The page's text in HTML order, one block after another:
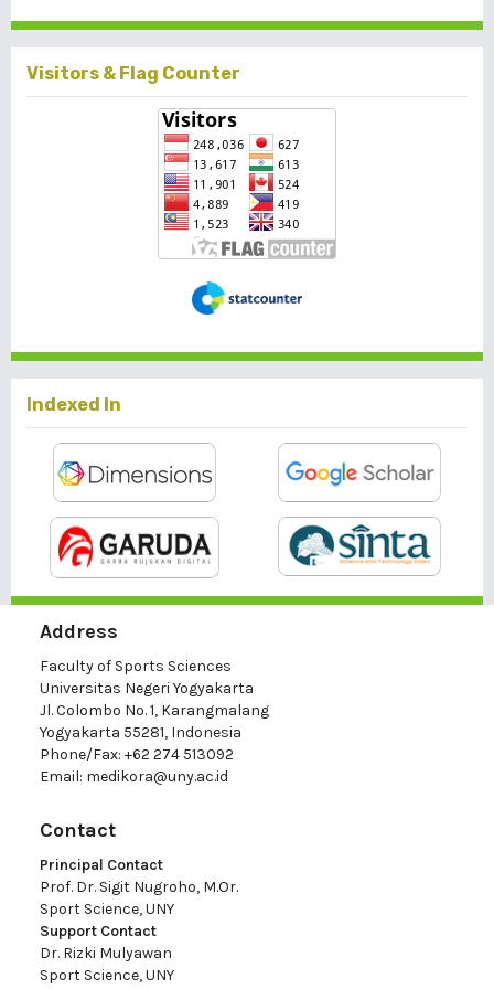
Visitors & Flag Counter
Indexed In
Address
Faculty of Sports Sciences
Universitas Negeri Yogyakarta
Jl. Colombo No. 1, Karangmalang
Yogyakarta 55281, Indonesia
Phone/Fax: +62 274 513092
Email: medikora@uny.ac.id
Contact
Principal Contact
Prof. Dr. Sigit Nugroho, M.Or.
Sport Science, UNY
Support Contact
Dr. Rizki Mulyawan
Sport Science, UNY